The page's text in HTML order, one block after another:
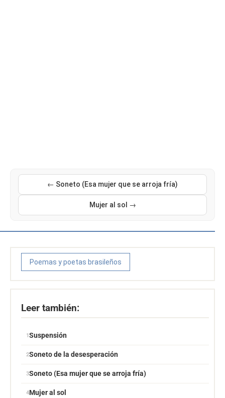
← Soneto (Esa mujer que se arroja fría)
Mujer al sol →
Poemas y poetas brasileños
Leer también:
Suspensión
Soneto de la desesperación
Soneto (Esa mujer que se arroja fría)
Mujer al sol